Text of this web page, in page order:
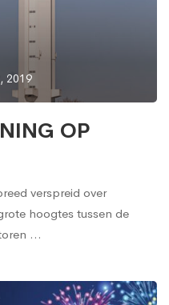
2019
OP
verspreid over
hoogtes tussen de
…